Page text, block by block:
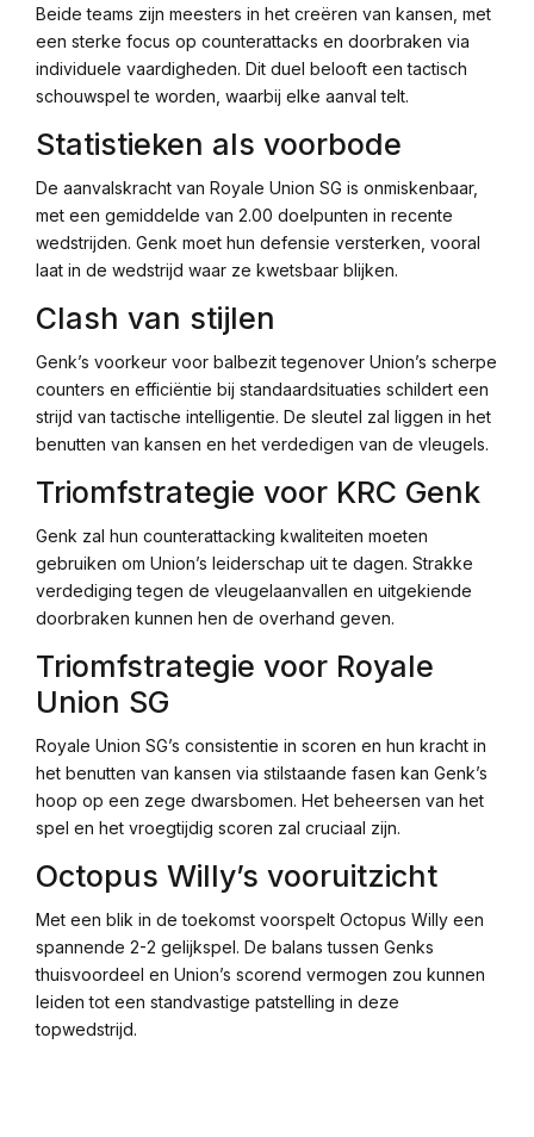
Beide teams zijn meesters in het creëren van kansen, met
een sterke focus op counterattacks en doorbraken via
individuele vaardigheden. Dit duel belooft een tactisch
schouwspel te worden, waarbij elke aanval telt.
Statistieken als voorbode
De aanvalskracht van Royale Union SG is onmiskenbaar,
met een gemiddelde van 2.00 doelpunten in recente
wedstrijden. Genk moet hun defensie versterken, vooral
laat in de wedstrijd waar ze kwetsbaar blijken.
Clash van stijlen
Genk’s voorkeur voor balbezit tegenover Union’s scherpe
counters en efficiëntie bij standaardsituaties schildert een
strijd van tactische intelligentie. De sleutel zal liggen in het
benutten van kansen en het verdedigen van de vleugels.
Triomfstrategie voor KRC Genk
Genk zal hun counterattacking kwaliteiten moeten
gebruiken om Union’s leiderschap uit te dagen. Strakke
verdediging tegen de vleugelaanvallen en uitgekiende
doorbraken kunnen hen de overhand geven.
Triomfstrategie voor Royale
Union SG
Royale Union SG’s consistentie in scoren en hun kracht in
het benutten van kansen via stilstaande fasen kan Genk’s
hoop op een zege dwarsbomen. Het beheersen van het
spel en het vroegtijdig scoren zal cruciaal zijn.
Octopus Willy’s vooruitzicht
Met een blik in de toekomst voorspelt Octopus Willy een
spannende 2-2 gelijkspel. De balans tussen Genks
thuisvoordeel en Union’s scorend vermogen zou kunnen
leiden tot een standvastige patstelling in deze
topwedstrijd.